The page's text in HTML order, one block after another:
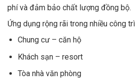
phí và đảm bảo chất lượng đồng bộ.
Ứng dụng rộng rãi trong nhiều công
Chung cư – căn hộ
Khách sạn – resort
Tòa nhà văn phòng